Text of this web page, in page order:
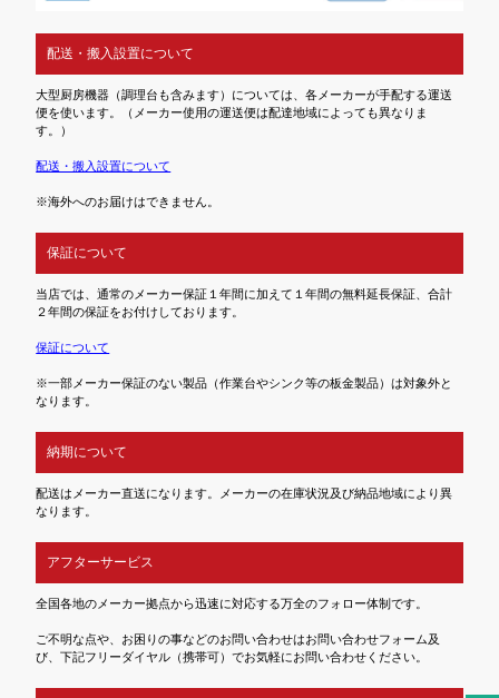
配送・搬入設置について
大型厨房機器（調理台も含みます）については、各メーカーが手配する運送
便を使います。（メーカー使用の運送便は配達地域によっても異なりま
す。）
配送・搬入設置について
※海外へのお届けはできません。
保証について
当店では、通常のメーカー保証１年間に加えて１年間の無料延長保証、合計
２年間の保証をお付けしております。
保証について
※一部メーカー保証のない製品（作業台やシンク等の板金製品）は対象外と
なります。
納期について
配送はメーカー直送になります。メーカーの在庫状況及び納品地域により異
なります。
アフターサービス
全国各地のメーカー拠点から迅速に対応する万全のフォロー体制です。
ご不明な点や、お困りの事などのお問い合わせはお問い合わせフォーム及
び、下記フリーダイヤル（携帯可）でお気軽にお問い合わせください。